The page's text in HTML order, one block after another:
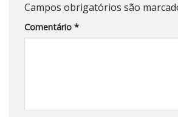
Campos obrigatórios são
Comentário *